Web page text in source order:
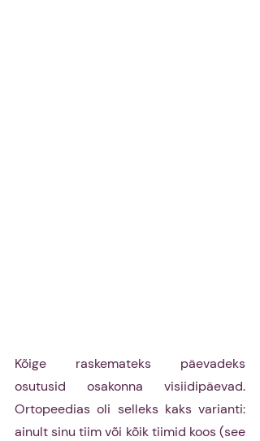
Kõige raskemateks päevadeks
osutusid osakonna visiidipäevad.
Ortopeedias oli selleks kaks varianti:
ainult sinu tiim või kõik tiimid koos (see